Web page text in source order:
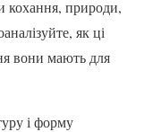
кохання, природи,
як ці
вони мають для
і форму